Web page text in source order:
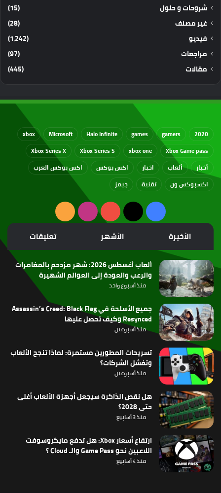
شروحات و حلول
(15)
غير مصنف
(28)
فيديو
(1٬242)
مراجعات
(97)
مقالات
(445)
2020
gamers
games
Halo Infinite
Microsoft
xbox
Xbox Game pass
xbox one
Xbox Series S
Xbox Series X
أخبار
ألعاب اخبار اكس بوكس
اكس بوكس العرب
اكسبوكس ون
تقنية جيمز
فيسبوك
‫X
‫YouTubeانستقرامملخص
الموقع
RSS
الأخيرة الأشهر تعليقات
ألعاب أغسطس 2026: شهر مزدحم بالمغامرات
والرعب والعودة إلى العوالم الشهيرة
منذ أسبوع واحد
جميع الأسلحة في Assassin’s Creed: Black Flag
Resynced وكيف تحصل عليها
منذ أسبوعين
تسريحات المطورين مستمرة: لماذا تنجح الألعاب
وتفشل الشركات؟
منذ أسبوعين
هل نقص الذاكرة سيجعل أجهزة الألعاب أغلى
حتى 2028؟
منذ 3 أسابيع
ارتفاع أسعار Xbox: هل تدفع مايكروسوفت
اللاعبين نحو Game Pass والـ Cloud ؟
منذ 4 أسابيع